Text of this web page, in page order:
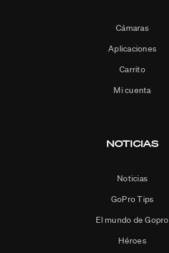
Cámaras
Aplicaciones
Carrito
Mi cuenta
NOTICIAS
Noticias
GoPro Tips
El mundo de Gopro
Héroes